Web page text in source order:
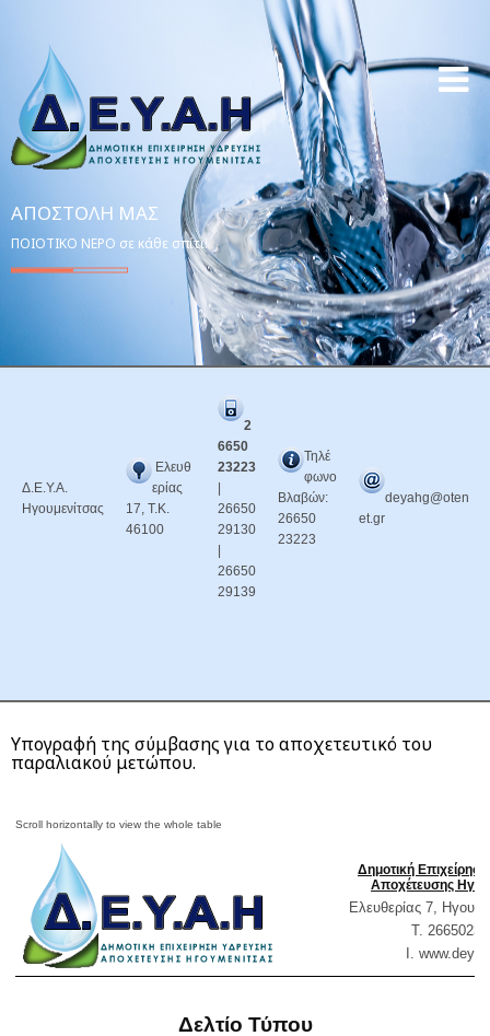
ΑΠΟΣΤΟΛΉ ΜΑΣ
ΠΟΙΟΤΙΚΟ ΝΕΡΟ σε κάθε σπίτι!
Δ.Ε.Υ.Α.
Ηγουμενίτσας
Ελευθ
ερίας
17, Τ.Κ.
46100
2
6650
23223
26650
29130
26650
29139
Τηλέ
φωνο
Βλαβών:
26650
23223
deyahg@oten
et.gr
Υπογραφή της σύμβασης για το αποχετευτικό του
παραλιακού μετώπου.
Δημοτική
Αποχέτευσης
Ελευθερίας 7,
T.
Ι. www.
Δελτίο Τύπου